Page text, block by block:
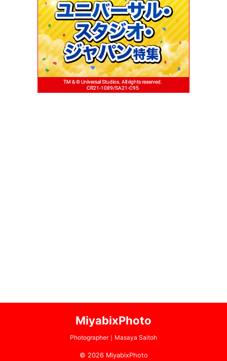
MiyabixPhoto
Photographer｜Masaya Saitoh
© 2026 MiyabixPhoto